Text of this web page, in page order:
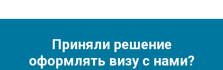
Приняли решение
оформлять визу с нами?